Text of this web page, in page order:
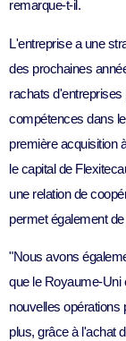
remarque-t-il.
L'entreprise a une
des prochaines
rachats d'entreprises
compétences dans
première acquisition
le capital de Flexitec
une relation de
permet également
"Nous avons
que le Royaume-Uni
nouvelles opérations
plus, grâce à l'achat